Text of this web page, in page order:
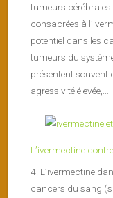
tumeurs
consacrées à
potentiel dans les
tumeurs du
présentent
agressivité élevée,...
L’ivermectine
4. L’ivermectine
cancers du sang